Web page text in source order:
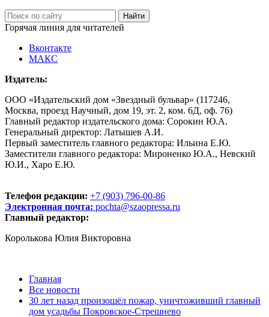
Горячая линия для читателей
Вконтакте
МАКС
Издатель:
ООО «Издательский дом «Звездный бульвар» (117246,
Москва, проезд Научный, дом 19, эт. 2, ком. 6Д, оф. 76)
Главный редактор издательского дома: Сорокин Ю.А.
Генеральный директор: Латышев А.И.
Первый заместитель главного редактора: Ильина Е.Ю.
Заместители главного редактора: Мироненко Ю.А., Невский
Ю.И., Харо Е.Ю.
Телефон редакции: +7 (903) 796-00-86
Электронная почта: pochta@szaopressa.ru
Главный редактор:
Королькова Юлия Викторовна
Главная
Все новости
30 лет назад произошёл пожар, уничтоживший главный
дом усадьбы Покровское-Стрешнево